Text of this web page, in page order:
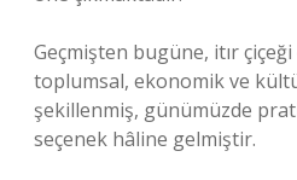
Geçmişten bugüne, itır
toplumsal, ekonomik ve
şekillenmiş, günümüzde
seçenek hâline gelmiştir.